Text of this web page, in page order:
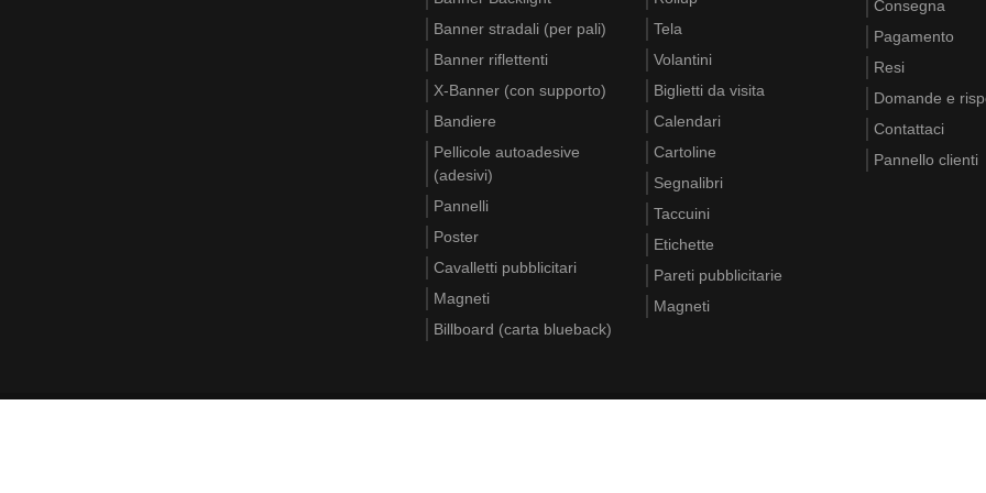
Banner stradali (per pali)
Banner riflettenti
X-Banner (con supporto)
Bandiere
Pellicole autoadesive
(adesivi)
Pannelli
Poster
Cavalletti pubblicitari
Magneti
Billboard (carta blueback)
Tela
Volantini
Biglietti da visita
Calendari
Cartoline
Segnalibri
Taccuini
Etichette
Pareti pubblicitarie
Magneti
Consegna
Pagamento
Resi
Domande e
Contattaci
Pannello clienti